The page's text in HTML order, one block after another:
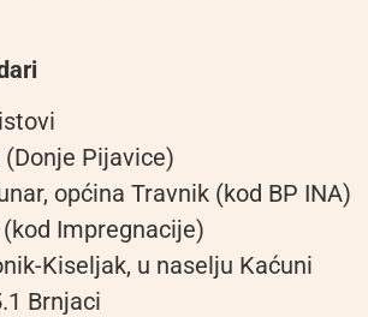
Pijavice)
općina Travnik (kod BP INA)
Impregnacije)
Kiseljak, u naselju Kaćuni
Brnjaci